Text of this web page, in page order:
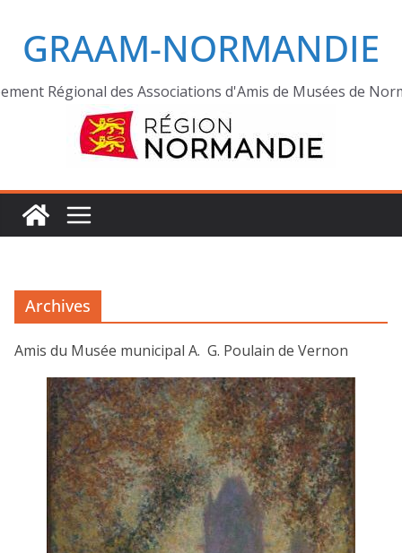
GRAAM-NORMANDIE
Régional des Associations d'Amis de Musées de
Archives
Amis du Musée municipal A. G. Poulain de Vernon